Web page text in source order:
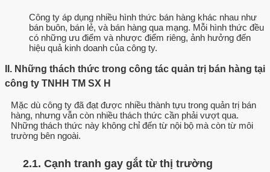
Công ty áp dụng nhiều hình thức bán hàng khác nhau như
bán buôn, bán lẻ, và bán hàng qua mạng. Mỗi hình thức đều
có những ưu điểm và nhược điểm riêng, ảnh hưởng đến
hiệu quả kinh doanh của công ty.
II. Những thách thức trong công tác quản trị bán hàng tại
công ty TNHH TM SX H
Mặc dù công ty đã đạt được nhiều thành tựu trong quản trị bán
hàng, nhưng vẫn còn nhiều thách thức cần phải vượt qua.
Những thách thức này không chỉ đến từ nội bộ mà còn từ môi
trường bên ngoài.
2.1. Cạnh tranh gay gắt từ thị trường